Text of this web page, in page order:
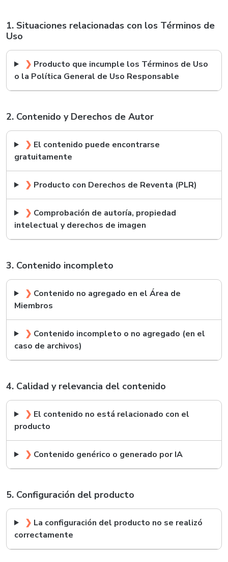
1. Situaciones relacionadas con los Términos de
Uso
❯ Producto que incumple los Términos de Uso
o la Política General de Uso Responsable
2. Contenido y Derechos de Autor
❯ El contenido puede encontrarse
gratuitamente
❯ Producto con Derechos de Reventa (PLR)
❯ Comprobación de autoría, propiedad
intelectual y derechos de imagen
3. Contenido incompleto
❯ Contenido no agregado en el Área de
Miembros
❯ Contenido incompleto o no agregado (en el
caso de archivos)
4. Calidad y relevancia del contenido
❯ El contenido no está relacionado con el
producto
❯ Contenido genérico o generado por IA
5. Configuración del producto
❯ La configuración del producto no se realizó
correctamente